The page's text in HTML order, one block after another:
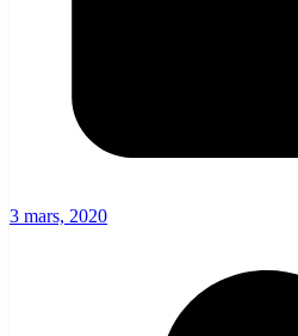
3 mars, 2020